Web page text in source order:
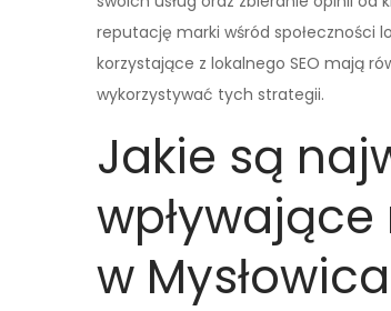
reputację marki wśród społeczności
korzystające z lokalnego SEO mają
wykorzystywać tych strategii.
Jakie są
w